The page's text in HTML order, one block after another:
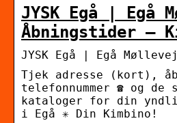
JYSK Egå | Egå
Åbningstider –
JYSK Egå | Egå
Tjek adresse (kort),
telefonnummer ☎ og de
kataloger for din
i Egå ✳️ Din Kimbino!